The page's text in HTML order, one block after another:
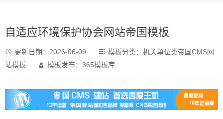
自适应环境保护协会网站帝国模板
 更新日期： 2026-06-09  模板分类： 机关单位类帝国CMS网
站模板
 模板发布：365模板库